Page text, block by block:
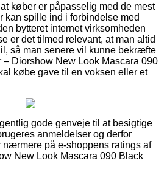
køber er påpasselig med de mest
kan spille ind i forbindelse med
bytteret internet virksomheden
er det tilmed relevant, at man altid
så man senere vil kunne bekræfte
Diorshow New Look Mascara 090
købe gave til en voksen eller et
gode genveje til at besigtige
anmeldelser og derfor
nærmere på e-shoppens ratings af
New Look Mascara 090 Black